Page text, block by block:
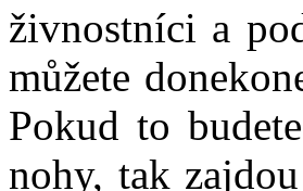
živnostníci a
můžete
Pokud to
nohy, tak